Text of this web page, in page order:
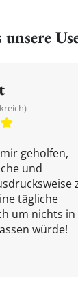
unsere
geholfen,
und
tägliche
um nichts in
würde!